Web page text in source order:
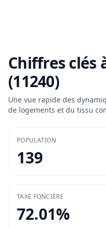
Chiffres clés
(11240)
Une vue rapide des
de logements et du tissu
POPULATION
139
TAXE FONCIÈRE
72.01%